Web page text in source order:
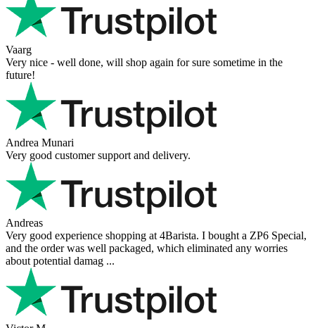
Vaarg
Very nice - well done, will shop again for sure sometime in the
future!
Andrea Munari
Very good customer support and delivery.
Andreas
Very good experience shopping at 4Barista. I bought a ZP6 Special,
and the order was well packaged, which eliminated any worries
about potential damag ...